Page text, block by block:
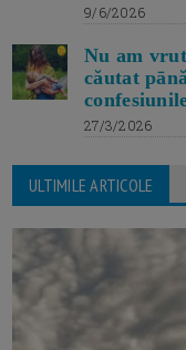
9/6/2026
Nu am
căutat
27/3/2026
ULTIMILE ARTICOLE